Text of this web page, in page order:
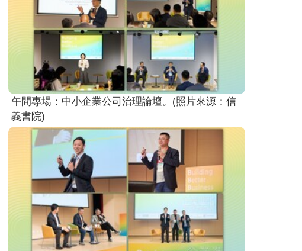
午間專場：中小企業公司治理論壇。(照片來源：信
義書院)